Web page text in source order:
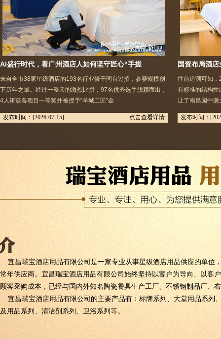
AI盛行时代，看广州酒店人如何坚守匠心“手搓
来自全市38家星级酒店的193名行业骨干同台过招，参赛规模创
下历年之最。经过一整天的激烈比拼，97名优秀选手脱颖而出，
4人斩获各项目一等奖并被授予“羊城工匠”金
发布时间： [2026-07-15] 点击查看详情
国资布局酒
往前追溯可知
有标准的结构性
让了南昌园中源
发布时间：
宜昌瑞宝酒店用品有限公司是一家专业从事星级酒店用品供应的单位
常年供应商。宜昌瑞宝酒店用品有限公司始终坚持以客户为导向、以客
顾客采购成本，已经与国内外知名陶瓷餐具生产工厂、不锈钢制品厂、
宜昌瑞宝酒店用品有限公司的主要产品有：标牌系列、大堂用品系列
及用品系列、清洁剂系列、卫浴系列等。